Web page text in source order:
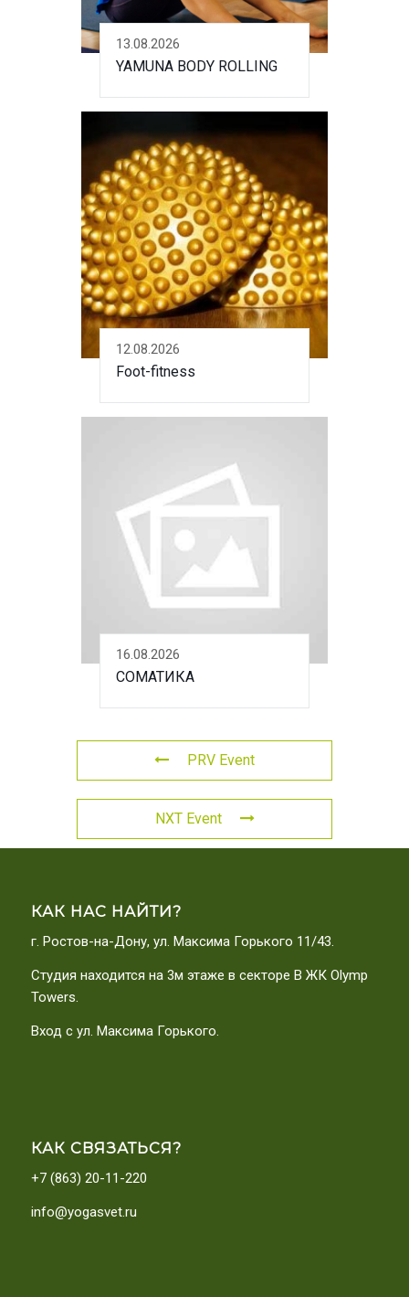
13.08.2026
YAMUNA BODY ROLLING
12.08.2026
Foot-fitness
16.08.2026
СОМАТИКА
PRV Event
NXT Event
КАК НАС НАЙТИ?
г. Ростов-на-Дону, ул. Максима Горького 11/43.
Студия находится на 3м этаже в секторе В ЖК Olymp
Towers.
Вход с ул. Максима Горького.
КАК СВЯЗАТЬСЯ?
+7 (863) 20-11-220
info@yogasvet.ru